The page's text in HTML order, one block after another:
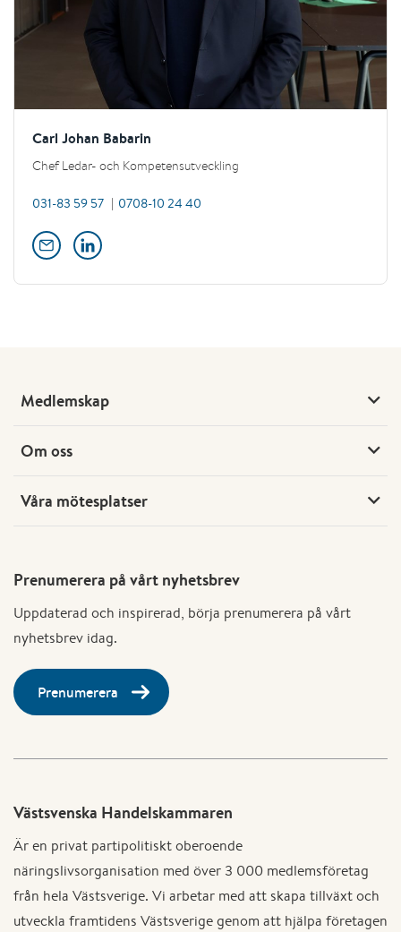
Carl Johan Babarin
Chef Ledar- och Kompetensutveckling
031-83 59 57 0708-10 24 40
Medlemskap
Om oss
Våra mötesplatser
Prenumerera på vårt nyhetsbrev
Uppdaterad och inspirerad, börja prenumerera på vårt
nyhetsbrev idag.
Prenumerera
Västsvenska Handelskammaren
Är en privat partipolitiskt oberoende
näringslivsorganisation med över 3 000 medlemsföretag
från hela Västsverige. Vi arbetar med att skapa tillväxt och
utveckla framtidens Västsverige genom att hjälpa företagen